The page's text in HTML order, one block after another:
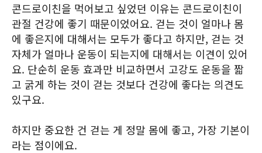
콘드로이친을 먹어보고 싶었던 이유는 콘드로이친이
관절 건강에 좋기 때문이었어요. 걷는 것이 얼마나 몸
에 좋은지에 대해서는 모두가 좋다고 하지만, 걷는 것
자체가 얼마나 운동이 되는지에 대해서는 이견이 있어
요. 단순히 운동 효과만 비교하면서 고강도 운동을 짧
고 굵게 하는 것이 걷는 것보다 건강에 좋다는 의견도
있구요.
하지만 중요한 건 걷는 게 정말 몸에 좋고, 가장 기본이
라는 점이에요.